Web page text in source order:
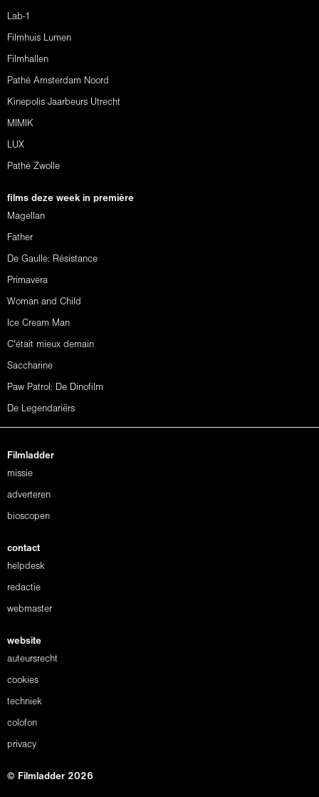
Lab-1
Filmhuis Lumen
Filmhallen
Pathé Amsterdam Noord
Kinepolis Jaarbeurs Utrecht
MIMIK
LUX
Pathé Zwolle
films deze week in première
Magellan
Father
De Gaulle: Résistance
Primavera
Woman and Child
Ice Cream Man
C'était mieux demain
Saccharine
Paw Patrol: De Dinofilm
De Legendariërs
Filmladder
missie
adverteren
bioscopen
contact
helpdesk
redactie
webmaster
website
auteursrecht
cookies
techniek
colofon
privacy
© Filmladder 2026